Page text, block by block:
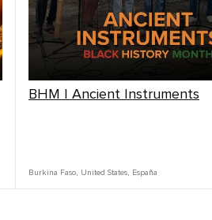
BHM | Ancient Instruments
Burkina Faso, United States, España